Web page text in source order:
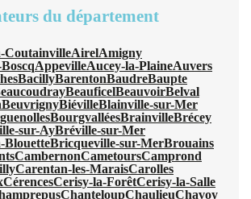
du département
CoutainvilleAirelAmigny
AppevilleAucey-la-PlaineAuvers
BacillyBarentonBaudreBaupte
BeauficelBeauvoirBelval
BeuvrignyBiévilleBlainville-sur-Mer
BourgvalléesBrainvilleBrécey
sur-AyBréville-sur-Mer
BlouetteBricqueville-sur-MerBrouains
CambernonCametoursCamprond
Carentan-les-MaraisCarolles
CérencesCerisy-la-ForêtCerisy-la-Salle
ChanteloupChaulieuChavoy